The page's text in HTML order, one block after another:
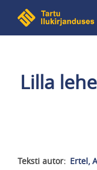
edasi
Lilla
Teksti autor Ertel,